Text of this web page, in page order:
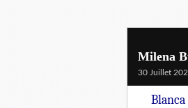
Milena
30 Juillet